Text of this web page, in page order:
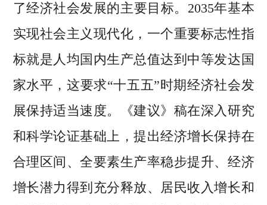
了经济社会发展的主要目标。2035年基本
实现社会主义现代化，一个重要标志性指
标就是人均国内生产总值达到中等发达国
家水平，这要求“十五五”时期经济社会发
展保持适当速度。《建议》稿在深入研究
和科学论证基础上，提出经济增长保持在
合理区间、全要素生产率稳步提升、经济
增长潜力得到充分释放、居民收入增长和